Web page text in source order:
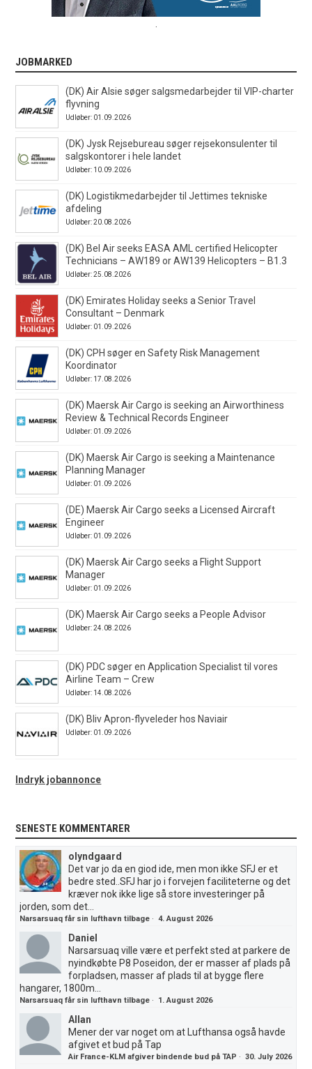
JOBMARKED
(DK) Air Alsie søger salgsmedarbejder til VIP-charter
flyvning
Udløber: 01.09.2026
(DK) Jysk Rejsebureau søger rejsekonsulenter til
salgskontorer i hele landet
Udløber: 10.09.2026
(DK) Logistikmedarbejder til Jettimes tekniske
afdeling
Udløber: 20.08.2026
(DK) Bel Air seeks EASA AML certified Helicopter
Technicians – AW189 or AW139 Helicopters – B1.3
Udløber: 25.08.2026
(DK) Emirates Holiday seeks a Senior Travel
Consultant – Denmark
Udløber: 01.09.2026
(DK) CPH søger en Safety Risk Management
Koordinator
Udløber: 17.08.2026
(DK) Maersk Air Cargo is seeking an Airworthiness
Review & Technical Records Engineer
Udløber: 01.09.2026
(DK) Maersk Air Cargo is seeking a Maintenance
Planning Manager
Udløber: 01.09.2026
(DE) Maersk Air Cargo seeks a Licensed Aircraft
Engineer
Udløber: 01.09.2026
(DK) Maersk Air Cargo seeks a Flight Support
Manager
Udløber: 01.09.2026
(DK) Maersk Air Cargo seeks a People Advisor
Udløber: 24.08.2026
(DK) PDC søger en Application Specialist til vores
Airline Team – Crew
Udløber: 14.08.2026
(DK) Bliv Apron-flyveleder hos Naviair
Udløber: 01.09.2026
Indryk jobannonce
SENESTE KOMMENTARER
olyndgaard
Det var jo da en giod ide, men mon ikke SFJ er et
bedre sted..SFJ har jo i forvejen faciliteterne og det
kræver nok ikke lige så store investeringer på
jorden, som det...
Narsarsuaq får sin lufthavn tilbage ·4. August 2026
Daniel
Narsarsuaq ville være et perfekt sted at parkere de
nyindkøbte P8 Poseidon, der er masser af plads på
forpladsen, masser af plads til at bygge flere
hangarer, 1800m...
Narsarsuaq får sin lufthavn tilbage · 1. August 2026
Allan
Mener der var noget om at Lufthansa også havde
afgivet et bud på Tap
Air France-KLM afgiver bindende bud på TAP ·30. July 2026